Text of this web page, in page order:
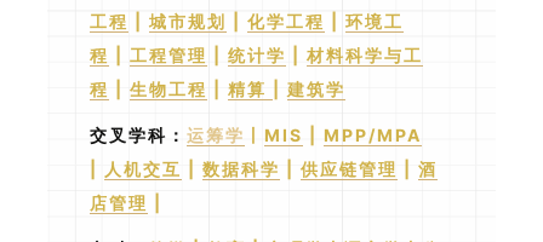
工程
城市规划 化学工程
环境工
程
工程管理 统计学
材料科学与工
程
生物工程 精算 建筑学
交叉学科 ： 运筹学 MIS
MPP/MPA
人机交互 数据科学 供应链管理
酒
店管理